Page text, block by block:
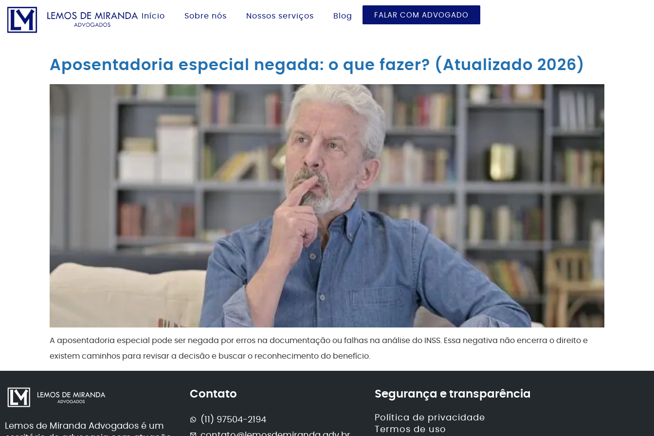
Início Sobre nós Nossos serviços Blog FALAR COM ADVOGADO
Aposentadoria especial negada: o que fazer? (Atualizado 2026)
A aposentadoria especial pode ser negada por erros na documentação ou falhas na análise do INSS. Essa negativa não encerra o direito e
existem caminhos para revisar a decisão e buscar o reconhecimento do benefício.
Lemos de Miranda Advogados é um
Contato
(11) 97504-2194
Segurança e transparência
Política de privacidade
Termos de uso